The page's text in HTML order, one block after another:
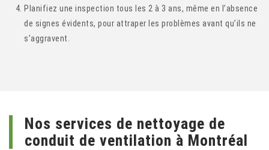
Planifiez une inspection tous les 2 à 3 ans, même en l’absence
de signes évidents, pour attraper les problèmes avant qu’ils ne
s’aggravent.
Nos services de nettoyage de
conduit de ventilation à Montréal